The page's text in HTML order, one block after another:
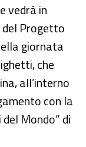
vedrà in
del Progetto
giornata
che
all’interno
con la
Mondo” di